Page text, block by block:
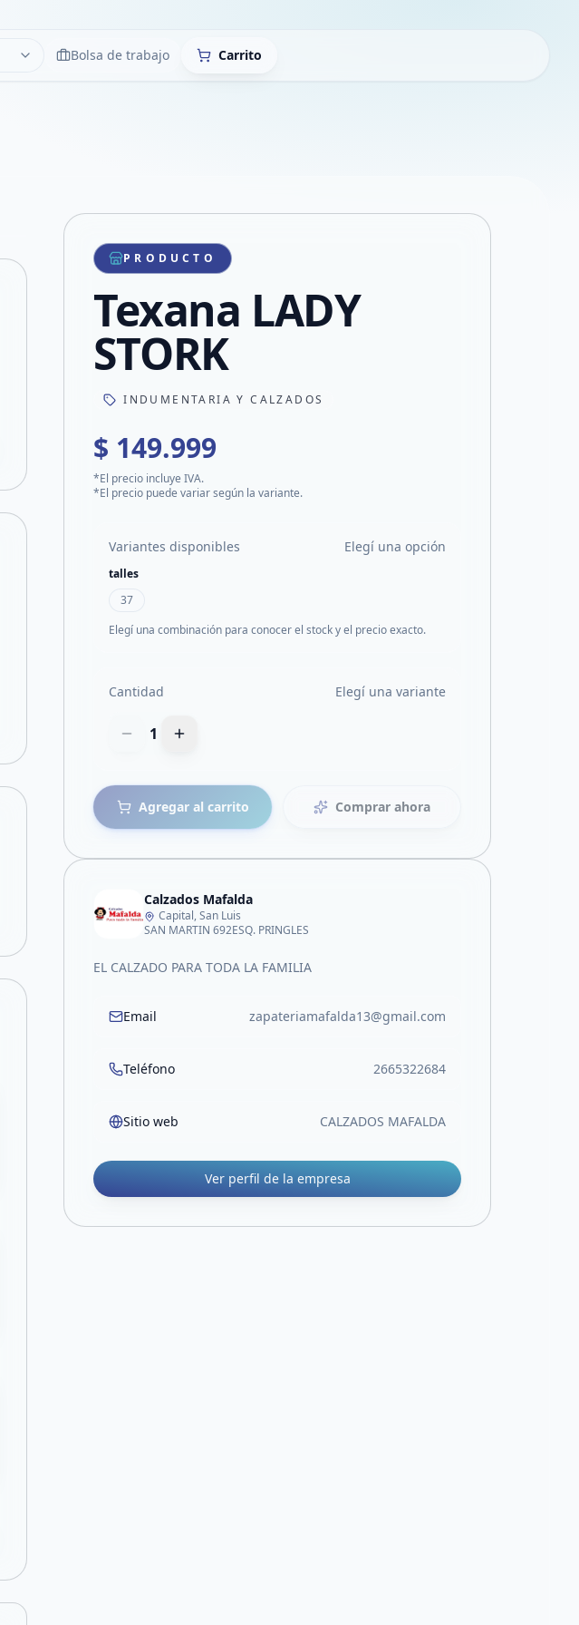
LimpiarBolsa de trabajo Carrito
Compartir producto
Compartir por WhatsApp
Compartir por mail
Compartir en Facebook
PRODUCTO
Texana LADY
STORK
INDUMENTARIA Y CALZADOS
$ 149.999
*El precio incluye IVA.
*El precio puede variar según la variante.
Variantes disponibles Elegí una opción
talles
37
Elegí una combinación para conocer el stock y el precio exacto.
Cantidad Elegí una variante
1
Agregar al carrito Comprar ahora
Calzados Mafalda
Capital, San Luis
SAN MARTIN 692ESQ. PRINGLES
EL CALZADO PARA TODA LA FAMILIA
Email zapateriamafalda13@gmail.com
Teléfono 2665322684
Sitio web CALZADOS MAFALDA
Ver perfil de la empresa